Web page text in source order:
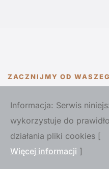
ZACZNIJMY OD
gdzie i dla
świętujecie
Informacja: Serwis
wykorzystuje do
działania pliki cookies [
Więcej informacji ]